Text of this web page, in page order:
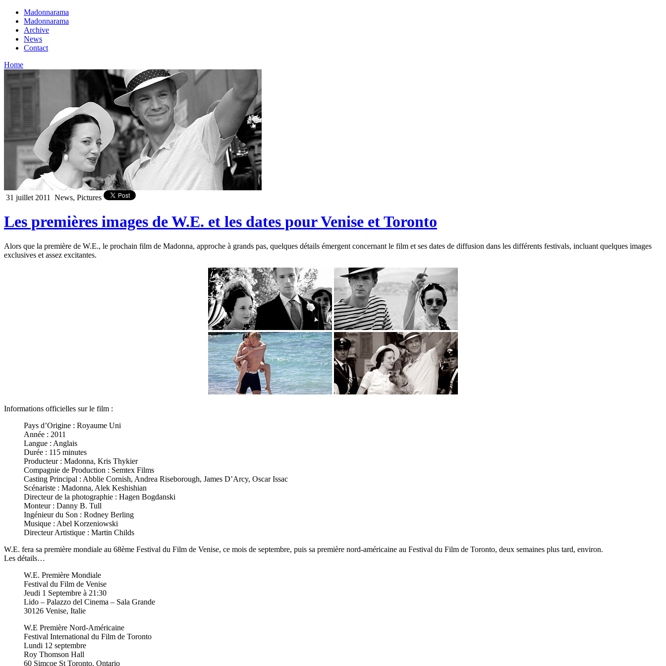
Madonnarama
Madonnarama
Archive
News
Contact
Home
31 juillet 2011 News, Pictures
Les premières images de W.E. et les dates pour Venise et Toronto
Alors que la première de W.E., le prochain film de Madonna, approche à grands pas, quelques détails émergent concernant le film et ses dates de diffusion dans les différents festivals, incluant quelques images
exclusives et assez excitantes.
Informations officielles sur le film :
Pays d’Origine : Royaume Uni
Année : 2011
Langue : Anglais
Durée : 115 minutes
Producteur : Madonna, Kris Thykier
Compagnie de Production : Semtex Films
Casting Principal : Abblie Cornish, Andrea Riseborough, James D’Arcy, Oscar Issac
Scénariste : Madonna, Alek Keshishian
Directeur de la photographie : Hagen Bogdanski
Monteur : Danny B. Tull
Ingénieur du Son : Rodney Berling
Musique : Abel Korzeniowski
Directeur Artistique : Martin Childs
W.E. fera sa première mondiale au 68ème Festival du Film de Venise, ce mois de septembre, puis sa première nord-américaine au Festival du Film de Toronto, deux semaines plus tard, environ.
Les détails…
W.E. Première Mondiale
Festival du Film de Venise
Jeudi 1 Septembre à 21:30
Lido – Palazzo del Cinema – Sala Grande
30126 Venise, Italie
W.E Première Nord-Américaine
Festival International du Film de Toronto
Lundi 12 septembre
Roy Thomson Hall
60 Simcoe St Toronto, Ontario